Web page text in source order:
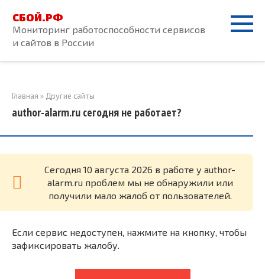
контенту
СБОЙ.РФ
Мониторинг работоспособности сервисов
и сайтов в России
Главная » Другие сайты
author-alarm.ru сегодня не работает?
Cегодня 10 августа 2026 в работе у author-
alarm.ru проблем мы не обнаружили или
получили мало жалоб от пользователей.
Если сервис недоступен, нажмите на кнопку, чтобы
зафиксировать жалобу.